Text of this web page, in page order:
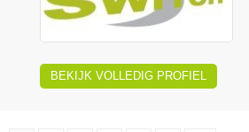
BEKIJK VOLLEDIG PROFIEL